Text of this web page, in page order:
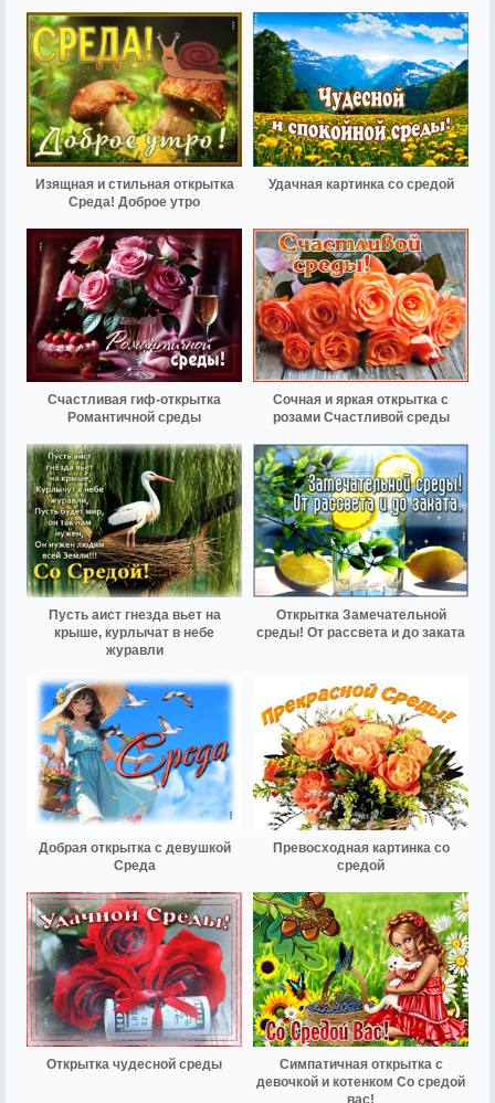
Изящная и стильная открытка
Среда! Доброе утро
Удачная картинка со средой
Счастливая гиф-открытка
Романтичной среды
Сочная и яркая открытка с
розами Счастливой среды
Пусть аист гнезда вьет на
крыше, курлычат в небе
журавли
Открытка Замечательной
среды! От рассвета и до заката
Добрая открытка с девушкой
Среда
Превосходная картинка со
средой
Открытка чудесной среды
Симпатичная открытка с
девочкой и котенком Со средой
вас!